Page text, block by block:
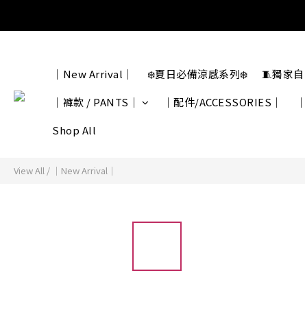
｜New Arrival｜ ❄️夏日必備涼感系列❄️ 🧵獨家
｜褲款 / PANTS｜
｜配件/ACCESSORIES｜
Shop All
View All / ｜New Arrival｜